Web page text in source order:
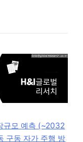
규모 예측 (~2032
구동 자가 주행 방